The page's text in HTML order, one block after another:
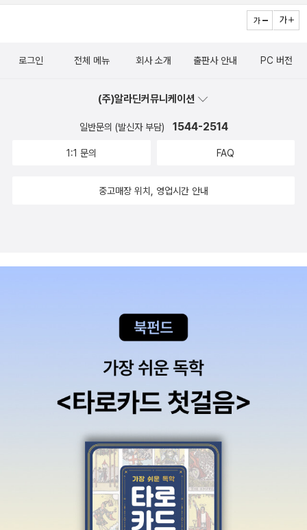
로그인 전체 메뉴 회사 소개 출판사 안내 PC 버전
(주)알라딘커뮤니케이션
일반문의 (발신자 부담) 1544-2514
1:1 문의 FAQ
중고매장 위치, 영업시간 안내